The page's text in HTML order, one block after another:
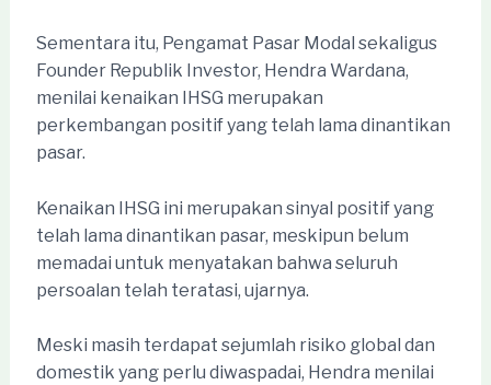
Sementara itu, Pengamat Pasar Modal sekaligus
Founder Republik Investor, Hendra Wardana,
menilai kenaikan IHSG merupakan
perkembangan positif yang telah lama dinantikan
pasar.
Kenaikan IHSG ini merupakan sinyal positif yang
telah lama dinantikan pasar, meskipun belum
memadai untuk menyatakan bahwa seluruh
persoalan telah teratasi, ujarnya.
Meski masih terdapat sejumlah risiko global dan
domestik yang perlu diwaspadai, Hendra menilai